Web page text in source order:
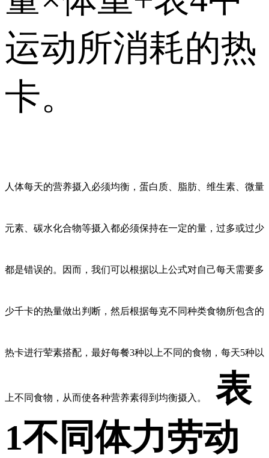
运动所消耗的热
卡。
人体每天的营养摄入必须均衡，蛋白质、脂肪、维生素、微量
元素、碳水化合物等摄入都必须保持在一定的量，过多或过少
都是错误的。因而，我们可以根据以上公式对自己每天需要多
少千卡的热量做出判断，然后根据每克不同种类食物所包含的
热卡进行荤素搭配，最好每餐3种以上不同的食物，每天5种以
上不同食物，从而使各种营养素得到均衡摄入。
表
1不同体力劳动